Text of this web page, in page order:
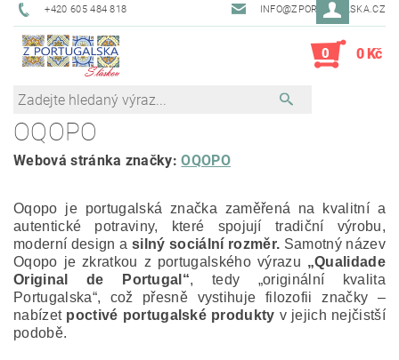
+420 605 484 818 INFO@ZPORTUGALSKA.CZ
0 0 Kč
OQOPO
Webová stránka značky:OQOPO
Oqopo je portugalská značka zaměřená na kvalitní a
autentické potraviny, které spojují tradiční výrobu,
moderní design a silný sociální rozměr. Samotný název
Oqopo je zkratkou z portugalského výrazu „Qualidade
Original de Portugal“, tedy „originální kvalita
Portugalska“, což přesně vystihuje filozofii značky –
nabízetpoctivé portugalské produkty v jejich nejčistší
podobě.